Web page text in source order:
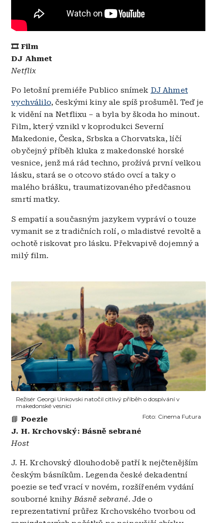
🎞️ Film
DJ Ahmet
Netflix
Po letošní premiéře Publico snímek DJ Ahmet
vychválilo, českými kiny ale spíš prošuměl. Teď je
k vidění na Netflixu – a byla by škoda ho minout.
Film, který vznikl v koprodukci Severní
Makedonie, Česka, Srbska a Chorvatska, líčí
obyčejný příběh kluka z makedonské horské
vesnice, jenž má rád techno, prožívá první velkou
lásku, stará se o otcovo stádo ovcí a taky o
malého brášku, traumatizovaného předčasnou
smrtí matky.
S empatií a současným jazykem vypráví o touze
vymanit se z tradičních rolí, o mladistvé revoltě a
ochotě riskovat pro lásku. Překvapivě dojemný a
milý film.
Režisér Georgi Unkovski natočil citlivý příběh o dospívání v
makedonské vesnici
Foto: Cinema Futura
📘 Poezie
J. H. Krchovský: Básně sebrané
Host
J. H. Krchovský dlouhodobě patří k nejčtenějším
českým básníkům. Legenda české dekadentní
poezie se teď vrací v novém, rozšířeném vydání
souborné knihy Básně sebrané. Jde o
reprezentativní průřez Krchovského tvorbou od